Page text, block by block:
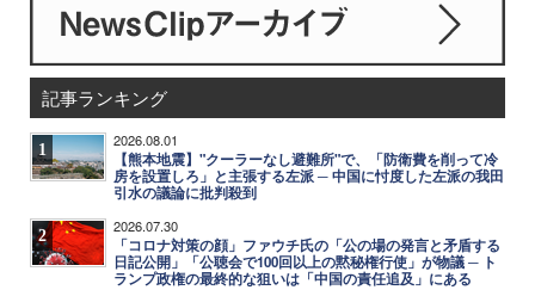
記事ランキング
1 2026.08.01
【熊本地震】"クーラーなし避難所"で、「防衛費を削って冷
房を設置しろ」と主張する左派 ─ 中国に忖度した左派の我田
引水の議論に批判殺到
2 2026.07.30
「コロナ対策の顔」ファウチ氏の「公の場の発言と矛盾する
日記公開」「公聴会で100回以上の黙秘権行使」が物議 ─ ト
ランプ政権の最終的な狙いは「中国の責任追及」にある